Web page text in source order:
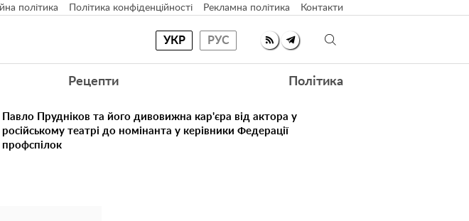
політика Політика конфіденційності Рекламна політика Контакти
УКР РУС
Рецепти Політика
Павло Прудніков та його дивовижна кар'єра від актора у
російському театрі до номінанта у керівники Федерації
профспілок